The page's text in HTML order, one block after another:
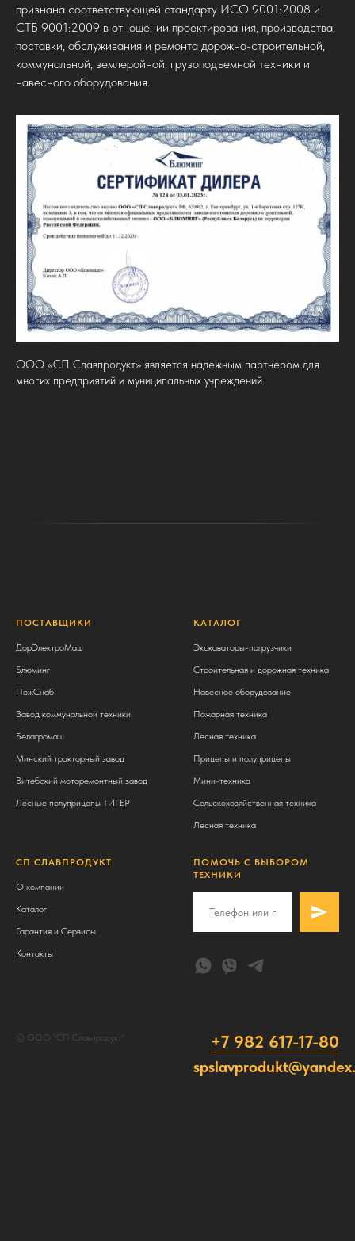
признана соответствующей стандарту ИСО 9001:2008 и
СТБ 9001:2009 в отношении проектирования, производства,
поставки, обслуживания и ремонта дорожно-строительной,
коммунальной, землеройной, грузоподъемной техники и
навесного оборудования.
ООО «СП Славпродукт» является надежным партнером для
многих предприятий и муниципальных учреждений.
ПОСТАВЩИКИ
ДорЭлектроМаш
Блюминг
ПожСнаб
Завод коммунальной техники
Белагромаш
Минский тракторный завод
Витебский моторемонтный завод
Лесные полуприцепы ТИГЕР
КАТАЛОГ
Экскаваторы-погрузчики
Строительная и дорожная техника
Навесное оборудование
Пожарная техника
Лесная техника
Прицепы и полуприцепы
Мини-техника
Сельскохозяйственная техника
Лесная техника
СП СЛАВПРОДУКТ
О компании
Каталог
Гарантия и Сервисы
Контакты
ПОМОЧЬ С ВЫБОРОМ
ТЕХНИКИ
© ООО "СП Славпродукт" +7 982 617-17-80